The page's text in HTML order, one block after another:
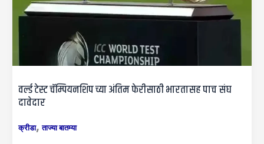
वर्ल्ड टेस्ट चॅम्पियनशिप च्या अंतिम फेरीसाठी भारतासह पाच संघ
दावेदार
क्रीडा,ताज्या बातम्या